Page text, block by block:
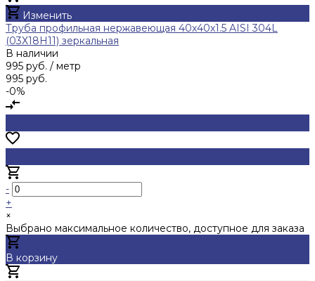
Изменить
Труба профильная нержавеющая 40х40х1.5 AISI 304L
(03Х18Н11) зеркальная
В наличии
995 руб. / метр
995 руб.
-0%
-
+
×
Выбрано максимальное количество, доступное для заказа
В корзину